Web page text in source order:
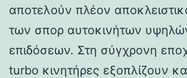
αποτελούν πλέον
των σπορ αυτοκινήτων
επιδόσεων. Στη σύγχρονη
turbo κινητήρες εξοπλίζουν